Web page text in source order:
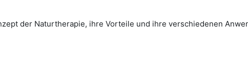
der Naturtherapie, ihre Vorteile und ihre verschiedenen